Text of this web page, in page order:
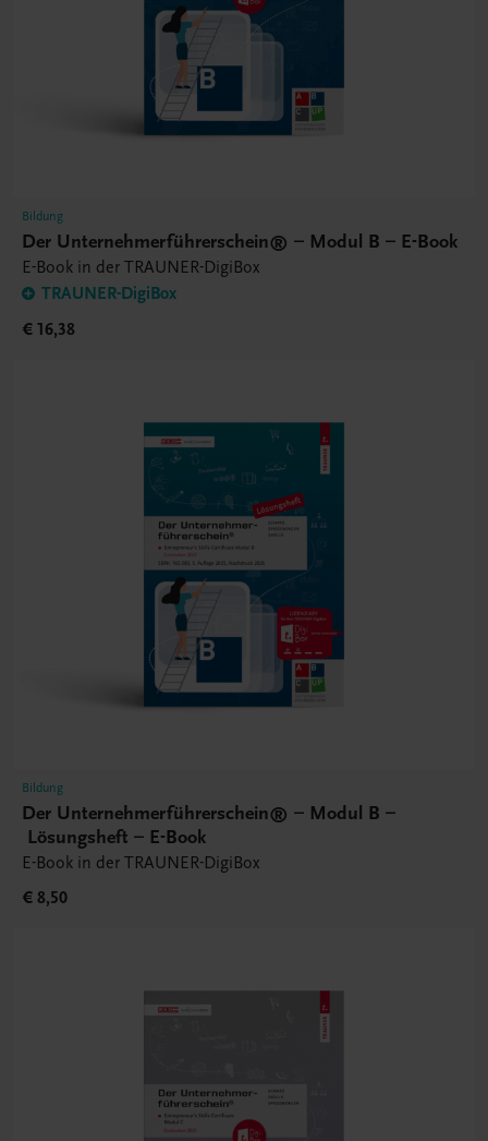
Bildung
Der Unternehmerführerschein® – Modul B – E-Book
E-Book in der TRAUNER-DigiBox
TRAUNER-DigiBox
€ 16,38
Bildung
Der Unternehmerführerschein® – Modul B –
Lösungsheft – E-Book
E-Book in der TRAUNER-DigiBox
€ 8,50